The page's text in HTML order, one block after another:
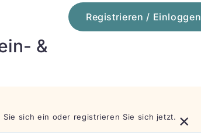
&
Registrieren / Einloggen
sich ein oder registrieren Sie sich jetzt. ×